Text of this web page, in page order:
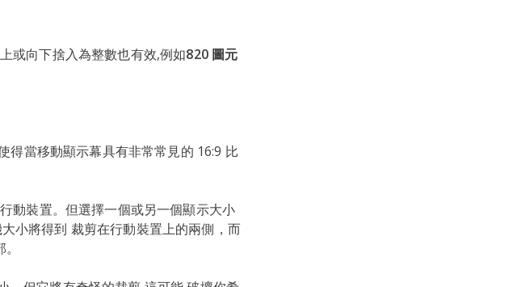
或向下捨入為整數也有效,例如820 圖元
得當移動顯示幕具有非常常見的 16:9 比
動裝置。但選擇一個或另一個顯示大小
小將得到 裁剪在行動裝置上的兩側，而